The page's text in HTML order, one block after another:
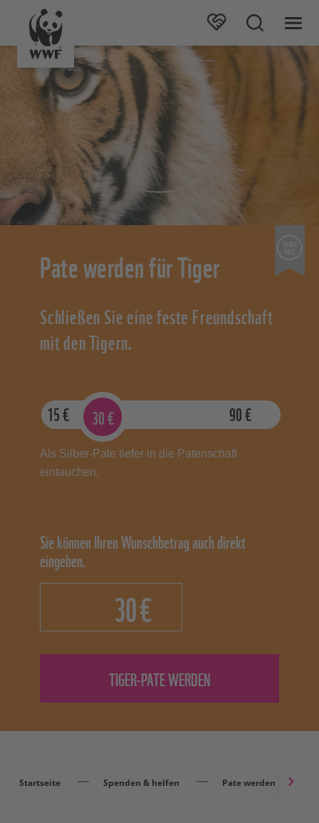
Pate werden für Tiger
Schließen Sie eine feste Freundschaft
mit den Tigern.
30€
15€ 90€
Als Silber-Pate tiefer in die Patenschaft
eintauchen.
Sie können Ihren Wunschbetrag auch direkt
eingeben.
€
Startseite Spenden & helfen Pate werden